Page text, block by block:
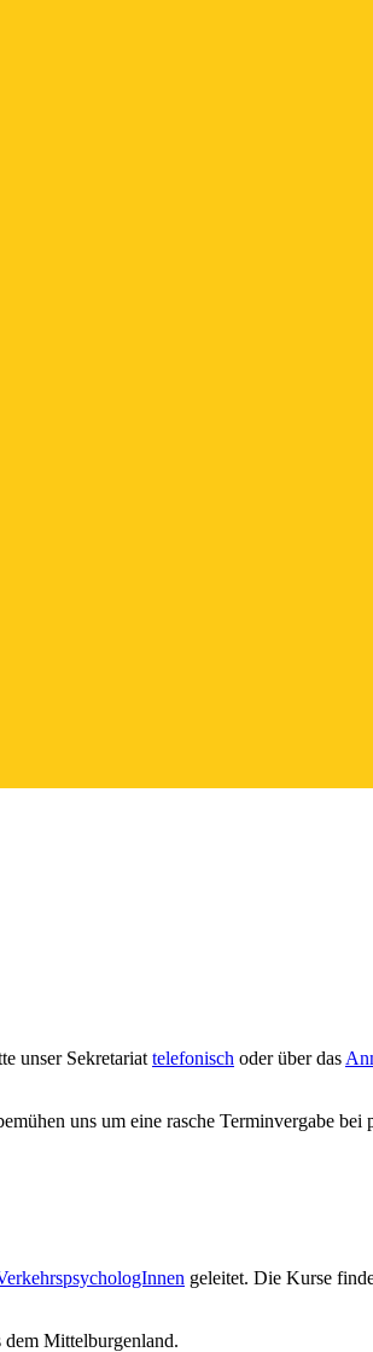
unser Sekretariat telefonisch oder über das
uns um eine rasche Terminvergabe bei
geleitet. Die Kurse
dem Mittelburgenland.